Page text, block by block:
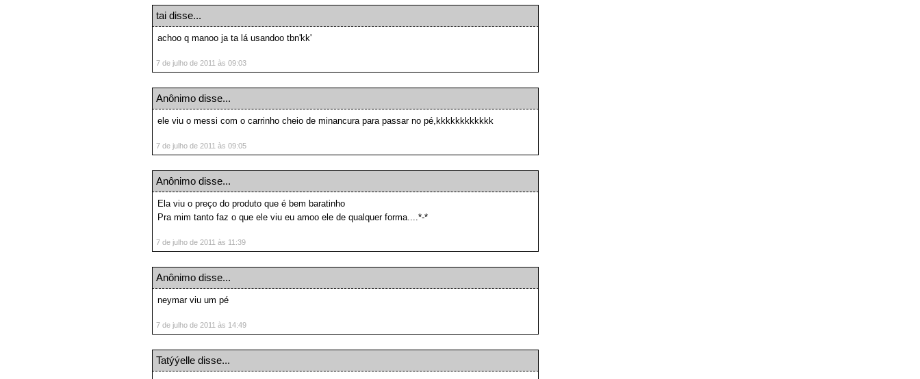
tai disse...
achoo q manoo ja ta lá usandoo tbn'kk'
7 de julho de 2011 às 09:03
Anônimo disse...
ele viu o messi com o carrinho cheio de minancura para passar no pé,kkkkkkkkkkkk
7 de julho de 2011 às 09:05
Anônimo disse...
Ela viu o preço do produto que é bem baratinho
Pra mim tanto faz o que ele viu eu amoo ele de qualquer forma....*-*
7 de julho de 2011 às 11:39
Anônimo disse...
neymar viu um pé
7 de julho de 2011 às 14:49
Tatýýelle disse...